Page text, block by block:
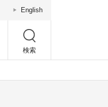
English
検索